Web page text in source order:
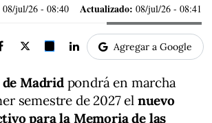
08/jul/26 - 08:40 Actualizado: 08/jul/26 - 08:41
Agregar a Google
Madridpondrá en marcha
semestre de 2027 el nuevo
para la Memoria de las